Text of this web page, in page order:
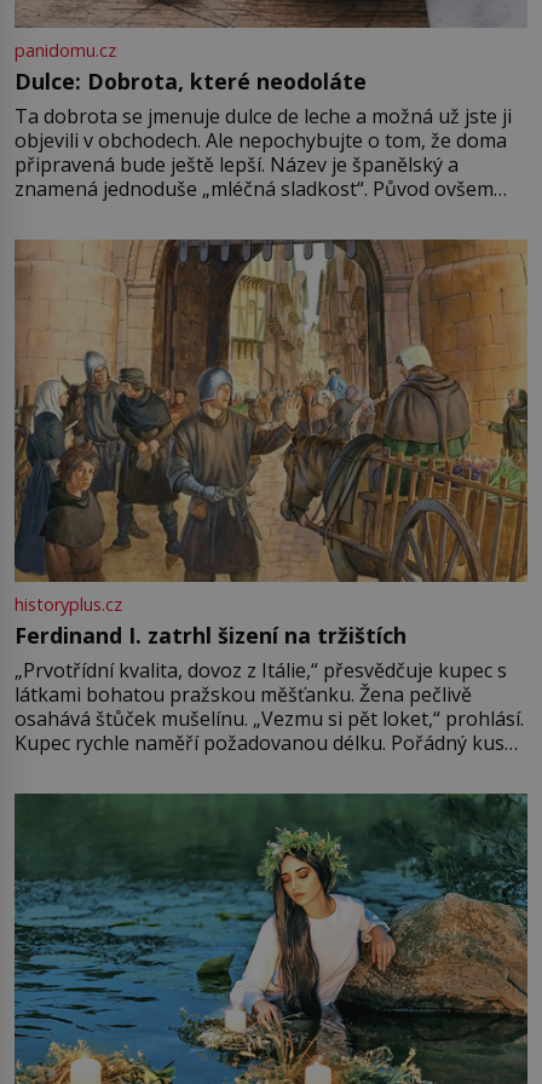
panidomu.cz
Dulce: Dobrota, které neodoláte
Ta dobrota se jmenuje dulce de leche a možná už jste ji
objevili v obchodech. Ale nepochybujte o tom, že doma
připravená bude ještě lepší. Název je španělský a
znamená jednoduše „mléčná sladkost“. Původ ovšem
pře hned několik latinskoamerických zemí a k tomu
Francie, kde se traduje,
historyplus.cz
Ferdinand I. zatrhl šizení na tržištích
„Prvotřídní kvalita, dovoz z Itálie,“ přesvědčuje kupec s
látkami bohatou pražskou měšťanku. Žena pečlivě
osahává štůček mušelínu. „Vezmu si pět loket,“ prohlásí.
Kupec rychle naměří požadovanou délku. Pořádný kus
milostpaní. Stačí jenom na sukni,“ zhodnotí švadlena
množství růžového mušelínu. „Ošidili vás, podívejte.“
Vezme do ruky dřevěnou